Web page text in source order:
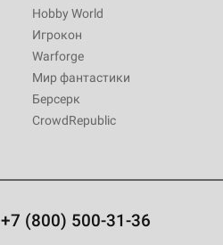
Hobby World
Игрокон
Warforge
Мир фантастики
Берсерк
CrowdRepublic
+7 (800) 500-31-36